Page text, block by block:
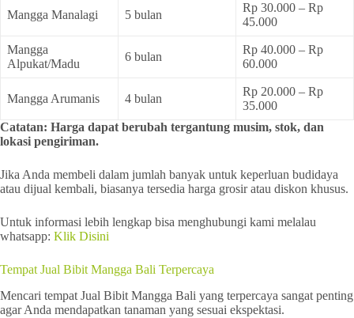
Mangga Manalagi 5 bulan
Rp 30.000 – Rp
45.000
Mangga
Alpukat/Madu
6 bulan
Rp 40.000 – Rp
60.000
Mangga Arumanis 4 bulan
Rp 20.000 – Rp
35.000
Catatan: Harga dapat berubah tergantung musim, stok, dan
lokasi pengiriman.
Jika Anda membeli dalam jumlah banyak untuk keperluan budidaya
atau dijual kembali, biasanya tersedia harga grosir atau diskon khusus.
Untuk informasi lebih lengkap bisa menghubungi kami melalau
whatsapp: Klik Disini
Tempat Jual Bibit Mangga Bali Terpercaya
Mencari tempat Jual Bibit Mangga Bali yang terpercaya sangat penting
agar Anda mendapatkan tanaman yang sesuai ekspektasi.